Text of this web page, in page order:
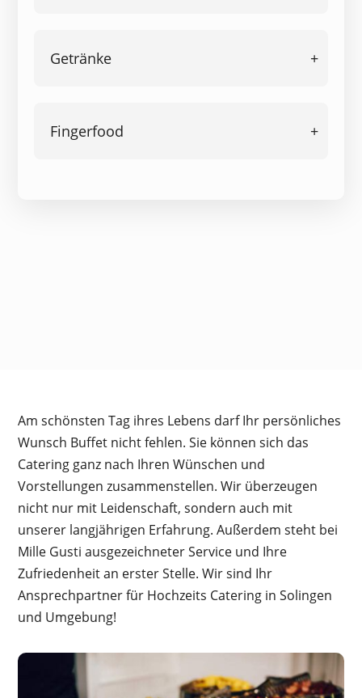
Getränke
Fingerfood
Am schönsten Tag ihres Lebens darf Ihr persönliches
Wunsch Buffet nicht fehlen. Sie können sich das
Catering ganz nach Ihren Wünschen und
Vorstellungen zusammenstellen. Wir überzeugen
nicht nur mit Leidenschaft, sondern auch mit
unserer langjährigen Erfahrung. Außerdem steht bei
Mille Gusti ausgezeichneter Service und Ihre
Zufriedenheit an erster Stelle. Wir sind Ihr
Ansprechpartner für Hochzeits Catering in Solingen
und Umgebung!